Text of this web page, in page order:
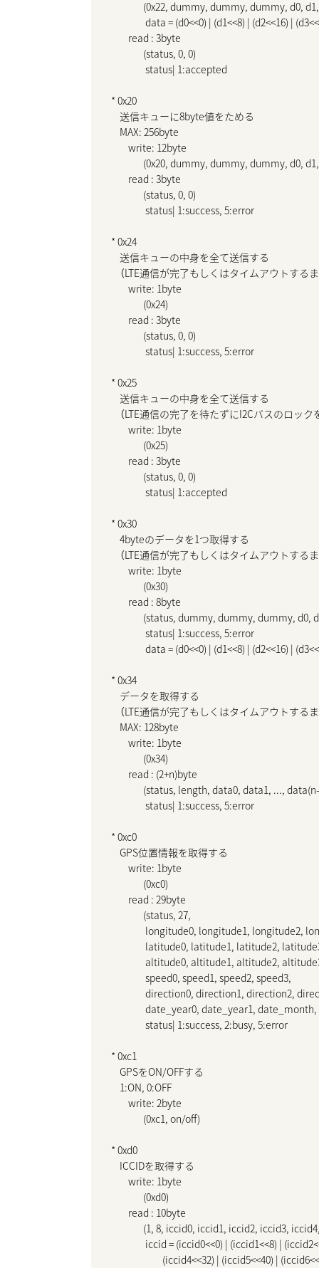
(0x22, dummy, dummy, dummy, d0,
data = (d0<<0) | (d1<<8) | (d2<<16) |
        read : 3byte
               (status, 0, 0)
                status| 1:accepted
* 0x20
    送信キューに8byte値をためる
    MAX: 256byte
        write: 12byte
(0x20, dummy, dummy, dummy, d0,
        read : 3byte
               (status, 0, 0)
                status| 1:success, 5:error
* 0x24
    送信キューの中身を全て送信する
（LTE通信が完了もしくはタイムアウトする
        write: 1byte
               (0x24)
        read : 3byte
               (status, 0, 0)
                status| 1:success, 5:error
* 0x25
    送信キューの中身を全て送信する
（LTE通信の完了を待たずにI2Cバスのロック
        write: 1byte
               (0x25)
        read : 3byte
               (status, 0, 0)
                status| 1:accepted
* 0x30
    4byteのデータを1つ取得する
（LTE通信が完了もしくはタイムアウトする
        write: 1byte
               (0x30)
        read : 8byte
(status, dummy, dummy, dummy, d0,
                status| 1:success, 5:error
data = (d0<<0) | (d1<<8) | (d2<<16) |
* 0x34
    データを取得する
（LTE通信が完了もしくはタイムアウトする
    MAX: 128byte
        write: 1byte
               (0x34)
        read : (2+n)byte
(status, length, data0, data1, ...,
                status| 1:success, 5:error
* 0xc0
    GPS位置情報を取得する
        write: 1byte
               (0xc0)
        read : 29byte
               (status, 27,
longitude0, longitude1, longitude2,
latitude0, latitude1, latitude2,
altitude0, altitude1, altitude2,
                speed0, speed1, speed2, speed3,
direction0, direction1, direction2,
date_year0, date_year1,
                status| 1:success, 2:busy, 5:error
* 0xc1
    GPSをON/OFFする
    1:ON, 0:OFF
        write: 2byte
               (0xc1, on/off)
* 0xd0
    ICCIDを取得する
        write: 1byte
               (0xd0)
        read : 10byte
(1, 8, iccid0, iccid1, iccid2, iccid3,
iccid = (iccid0<<0) | (iccid1<<8) |
(iccid4<<32) | (iccid5<<40) |